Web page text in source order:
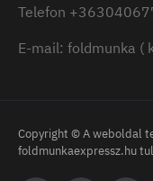
Telefon
E-mail: foldmunka (
Copyright © A weboldal
foldmunkaexpressz.hu